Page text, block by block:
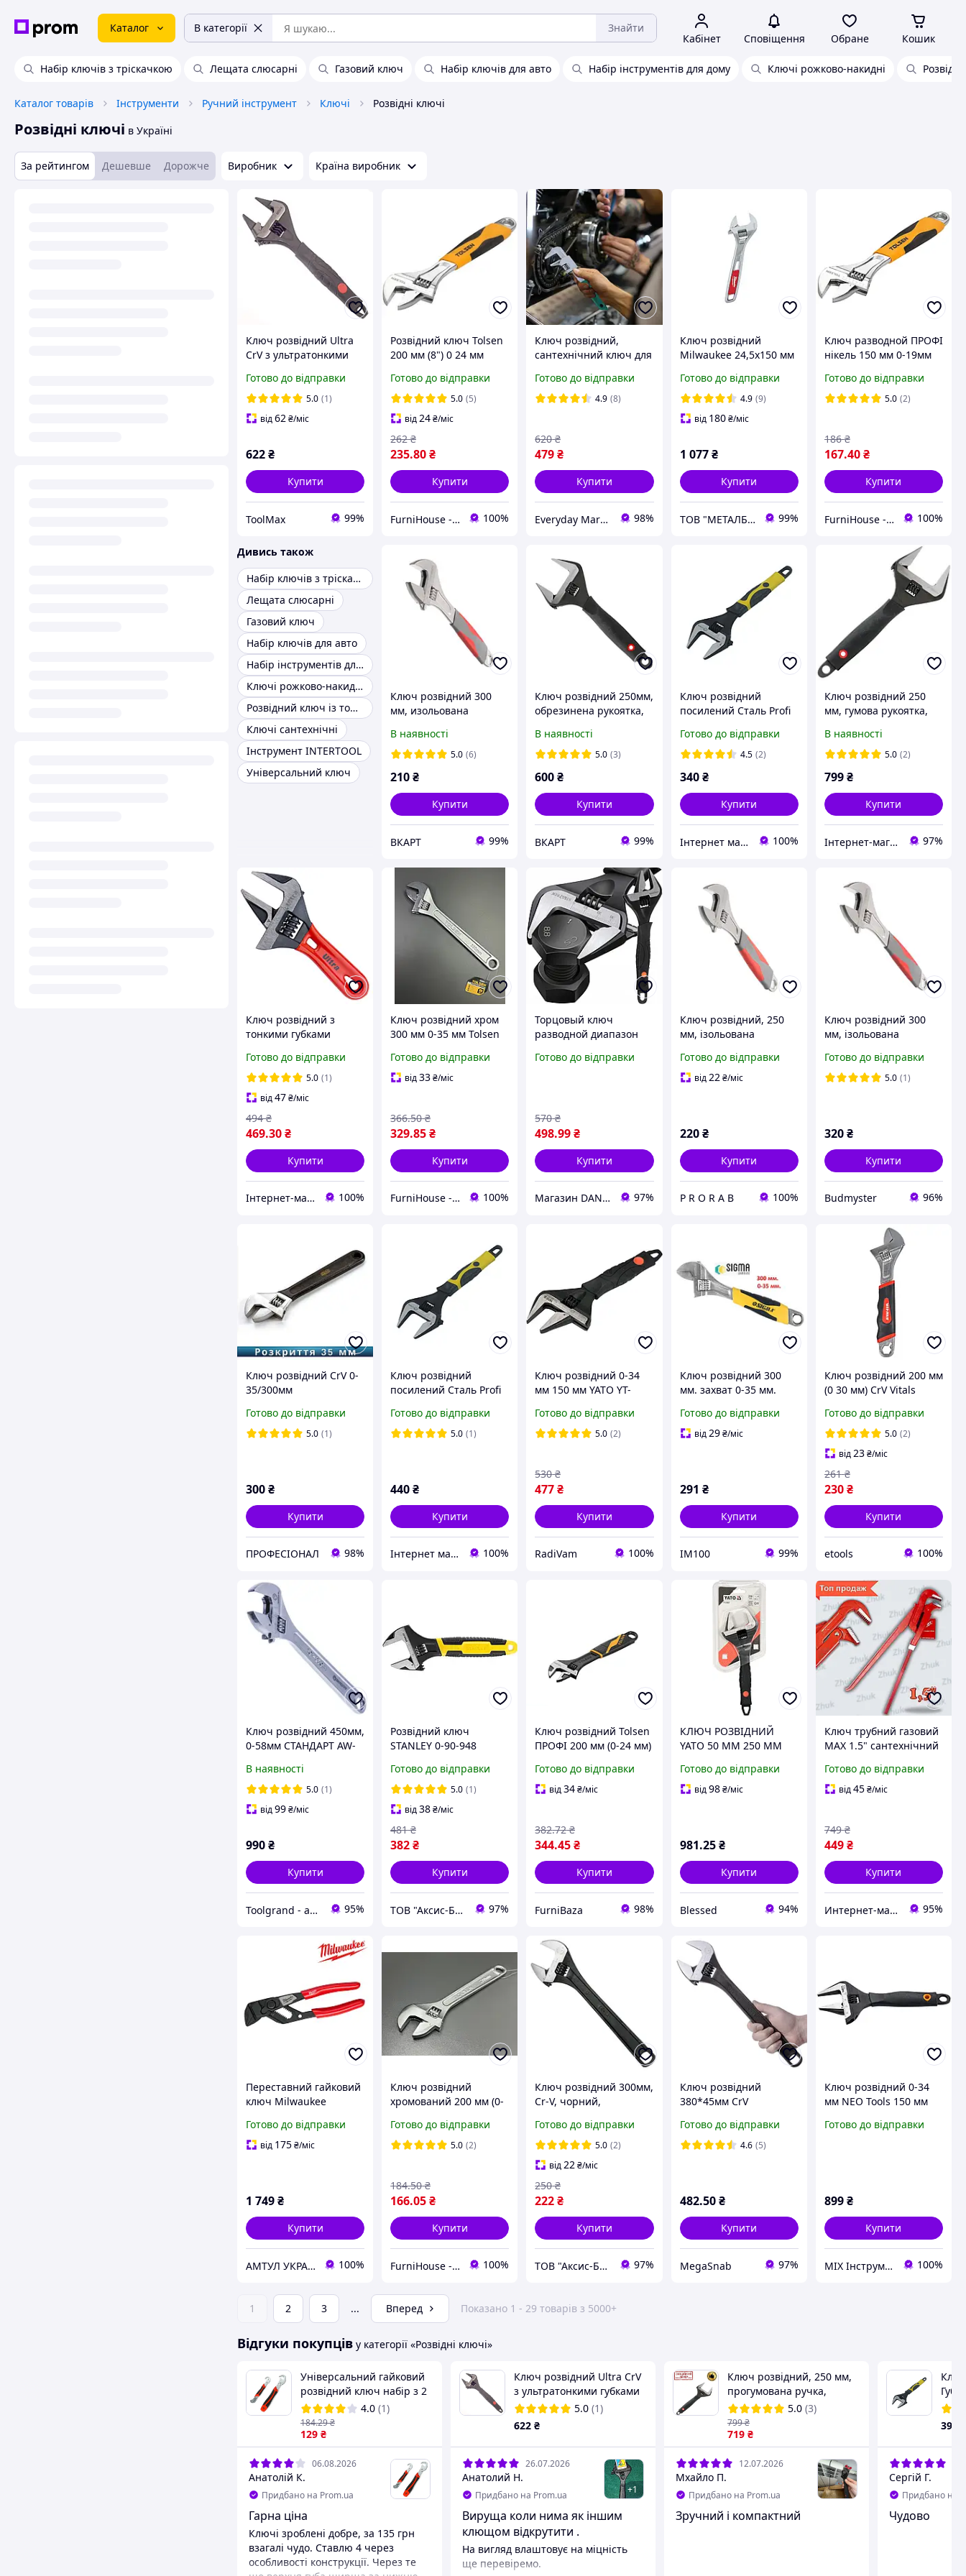
Каталог В категорії Знайти
Кабінет Сповіщення Обране Кошик
Набір ключів з тріскачкою Лещата слюсарні Газовий ключ Набір ключів для авто Набір інструментів для дому Ключі рожково-накидні
Каталог товарів Інструменти Ручний інструмент Ключі Розвідні ключі
Розвідні ключі в Україні
За рейтингом Дешевше Дорожче Виробник Країна виробник
Ключ розвідний Ultra
CrV з ультратонкими
мм
Готово до відправки
5.0 (1)
від62₴/міс
622₴
Купити
ToolMax 99%
Розвідний ключ Tolsen
200 мм (8") 0 24 мм
слюсарний інструмент
для ремонту,
сантехніки та монтажу
Готово до відправки
5.0 (5)
від24₴/міс
235.80₴
262 ₴
Купити
FurniHouse - Товари для дому та саду 100%
Ключ розвідний,
сантехнічний ключ для
діаметром до 70 мм.
Готово до відправки
4.9 (8)
479₴
620 ₴
Купити
Everyday Market 98%
Ключ розвідний
Milwaukee 24,5х150 мм
Готово до відправки
4.9 (9)
від 180 ₴/міс
1 077 ₴
Купити
ТОВ "МЕТАЛБОКС" 99%
Ключ разводной ПРОФІ
нікель 150 мм 0-19мм
Готово до відправки
5.0 (2)
167.40₴
186 ₴
Купити
FurniHouse - Товари для дому та саду 100%
Дивись також
Набір ключів з тріскачкою
Лещата слюсарні
Газовий ключ
Набір ключів для авто
Набір інструментів для дому
Ключі рожково-накидні
Розвідний ключ із тонкими губками
Ключі сантехнічні
Інструмент INTERTOOL
Універсальний ключ
Ключ розвідний 300
мм, изольована
покриття
В наявності
5.0 (6)
210₴
Купити
ВКАРТ 99%
Ключ розвідний 250мм,
обрезинена рукоятка,
50мм, Cr-V. STORM
В наявності
5.0 (3)
600₴
Купити
ВКАРТ 99%
Ключ розвідний
посилений Сталь Profi
тонкими губками 41094
(102905)
Готово до відправки
4.5 (2)
340 ₴
Купити
Інтернет магазин "ruchnyy_instrument_ua" 100%
Ключ розвідний 250
мм, гумова рукоятка,
мм, Cr-V, Intertool (XT-
0050)
В наявності
5.0 (2)
799₴
Купити
Інтернет-магазин інструменту "РЕЗЕРВ" 97%
Ключ розвідний з
тонкими губками
34 мм CrV Ultra 4100222
Готово до відправки
5.0 (1)
від47₴/міс
469.30₴
494 ₴
Купити
Інтернет-магазин інструментів "R-Tools" 100%
Ключ розвідний хром
300 мм 0-35 мм Tolsen
Готово до відправки
від33₴/міс
329.85₴
366.50 ₴
Купити
FurniHouse - Товари для дому та саду 100%
Торцовый ключ
разводной диапазон
Bigstren 24283
Готово до відправки
498.99₴
570 ₴
Купити
Магазин DANDI 97%
Ключ розвідний, 250
мм, ізольована
покриття
Готово до відправки
від 22 ₴/міс
220 ₴
Купити
P R O R A B 100%
Ключ розвідний 300
мм, ізольована
покриття INTERTOOL
XT-0030
Готово до відправки
5.0 (1)
320₴
Купити
Budmyster 96%
Ключ розвідний CrV 0-
35/300мм
Готово до відправки
5.0 (1)
300₴
Купити
ПРОФЕСІОНАЛ 98%
Ключ розвідний
посилений Сталь Profi
тонкими губками 41095
(90344)
Готово до відправки
5.0 (1)
440₴
Купити
Інтернет магазин "ruchnyy_instrument_ua" 100%
Ключ розвідний 0-34
мм 150 мм YATO YT-
Готово до відправки
5.0 (2)
477₴
530 ₴
Купити
RadiVam 100%
Ключ розвідний 300
мм. захват 0-35 мм.
Sigma 4101041
(Код1791)
Готово до відправки
від29 ₴/міс
291 ₴
Купити
IM100 99%
Ключ розвідний 200 мм
(0 30 мм) CrV Vitals
Готово до відправки
5.0 (2)
від23₴/міс
230₴
261 ₴
Купити
etools 100%
Ключ розвідний 450мм,
0-58мм СТАНДАРТ AW-
В наявності
5.0 (1)
від99₴/міс
990₴
Купити
Toolgrand - автосервісне обладнання та інструмент 95%
Розвідний ключ
STANLEY 0-90-948
Готово до відправки
5.0 (1)
від38₴/міс
382₴
481 ₴
Купити
ТОВ "Аксис-Буд" 97%
Ключ розвідний Tolsen
ПРОФІ 200 мм (0-24 мм)
фосфатований, для
сантехнічних робіт та
Готово до відправки
від34₴/міс
344.45₴
382.72 ₴
Купити
FurniBaza 98%
КЛЮЧ РОЗВІДНИЙ
YATO 50 ММ 250 ММ
Готово до відправки
від98 ₴/міс
981.25 ₴
Купити
Blessed 94%
Ключ трубний газовий
MAX 1.5" сантехнічний
труб L-тип 90°
інструмент для
Готово до відправки
від45₴/міс
449₴
749 ₴
Купити
Интернет-магазин Zhuk 95%
Переставний гайковий
ключ Milwaukee
Готово до відправки
від 175₴/міс
1 749₴
Купити
АМТУЛ УКРАЇНА 100%
Ключ розвідний
хромований 200 мм (0-
шведський
регульований ключ для
Готово до відправки
5.0 (2)
166.05₴
184.50 ₴
Купити
FurniHouse - Товари для дому та саду 100%
Ключ розвідний 300мм,
Cr-V, чорний,
INTERTOOL XT-0062
Готово до відправки
5.0 (2)
від22₴/міс
222₴
250 ₴
Купити
ТОВ "Аксис-Буд" 97%
Ключ розвідний
380*45мм CrV
XT-0065
Готово до відправки
4.6 (5)
482.50 ₴
Купити
MegaSnab 97%
Ключ розвідний 0-34
мм NEO Tools 150 мм
Готово до відправки
899₴
Купити
MIX Інструмент ОПТ 100%
1 2 3 ... Вперед Показано 1 - 29 товарів з 5000+
Відгуки покупців у категорії «Розвідні ключі»
Універсальний гайковий
розвідний ключ набір з 2
штук, Червоний / Ключ
універсальний /
Розвідний ключ
4.0 (1)
129 ₴
184.29₴
06.08.2026
Анатолій К.
Придбано на Prom.ua
Гарна ціна
Ключі зроблені добре, за 135 грн
взагалі чудо. Ставлю 4 через
особливості конструкції. Через те
Ключ розвідний Ultra CrV
з ультратонкими губками
215 мм, 0-39 мм
5.0 (1)
622 ₴
26.07.2026
Анатолий Н.
Придбано на Prom.ua +1
Вируща коли нима як іншим
клющом відкрутити .
На вигляд влаштовує на міцність
ще перевіремо.
Ключ розвідний, 250 мм,
прогумована ручка,
розкриття губок 50 мм, Cr-
V, STORM INTERTOOL XT-
0050
5.0 (3)
719 ₴
799₴
12.07.2026
Мхайло П.
Придбано на Prom.ua
Зручний і компактний
390
Сергій Г.
Придбано на
Чудово